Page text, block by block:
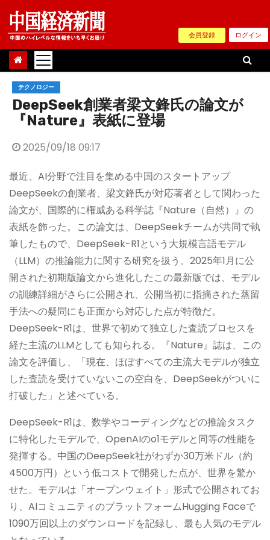
Skip
content
会員登録 ログイン
テクノロジー
DeepSeek創業者梁文鋒氏の論文が
『Nature』表紙に登場
2025/09/18 09:17
最近、AI分野で注目を集める中国のスタートアップ
DeepSeekの創業者、梁文鋒氏が対応著者として関わった
論文が、国際的に権威ある科学誌『Nature（自然）』の
表紙を飾った。この論文は、DeepSeekチームが共同で執
筆したもので、DeepSeek-R1という大規模言語モデル
（LLM）の推論能力に関する研究を扱う。2025年1月に公
開された初期版論文から進化したこの最新版では、モデル
の訓練詳細がさらに公開され、公開当初に指摘された蒸留
手法への疑問にも正面から対応した点が特徴だ。
DeepSeek-R1は、世界で初めて独立した査読プロセスを
経た主流のLLMとしても知られる。『Nature』誌は、この
論文を評価し、「現在、ほぼすべての主流大モデルが独立
した査読を受けていないこの空白を、DeepSeekがついに
打破した」と述べている。
DeepSeek-R1は、数学やコーディングなどの推論タスク
に特化したモデルで、OpenAIのo1モデルと同等の性能を
発揮する。中国のDeepSeek社がわずか30万米ドル（約
4500万円）という低コストで開発した点が、世界を驚か
せた。モデルは「オープンウェイト」形式で公開されてお
り、AIコミュニティのプラットフォームHugging Faceで
1090万回以上のダウンロードを記録し、最も人気のモデル